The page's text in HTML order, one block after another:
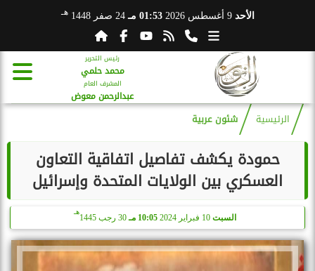
الأحد 9 أغسطس 2026 01:53 مـ 24 صفر 1448 هـ
رئيس التحرير
محمد حلمي
المشرف العام
عبدالرحمن معوض
الرئيسية شئون عربية
حمودة يكشف تفاصيل اتفاقية التعاون
العسكري بين الولايات المتحدة وإسرائيل
السبت 10 فبراير 2024 10:05 مـ 30 رجب 1445
هـ